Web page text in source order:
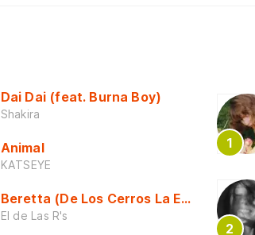
Dai Dai (feat. Burna Boy)
Shakira
Animal
KATSEYE
Beretta (De Los Cerros La Escuela)
El de Las R's